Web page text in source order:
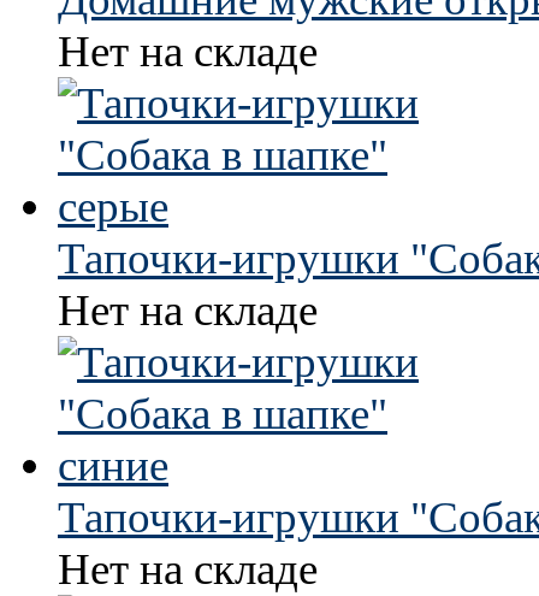
Нет на складе
Тапочки-игрушки
Нет на складе
Тапочки-игрушки
Нет на складе